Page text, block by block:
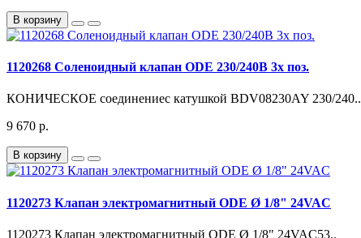
В корзину
1120268 Соленоидный клапан ODE 230/240В 3х поз.
КОНИЧЕСКОЕ соединениес катушкой BDV08230AY 230/240..
9 670 р.
В корзину
1120273 Клапан электромагнитный ODE Ø 1/8" 24VAC
1120273 Клапан электромагнитный ODE Ø 1/8" 24VAC53..